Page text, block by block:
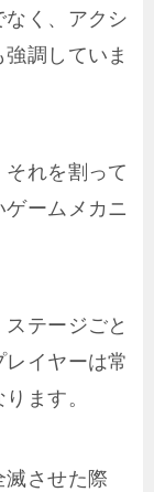
く、アクシ
調していま
れを割って
ームメカニ
テージごと
イヤーは常
ます。
滅させた際